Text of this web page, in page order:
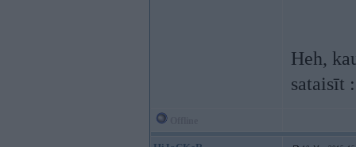
Heh,
sataisīt